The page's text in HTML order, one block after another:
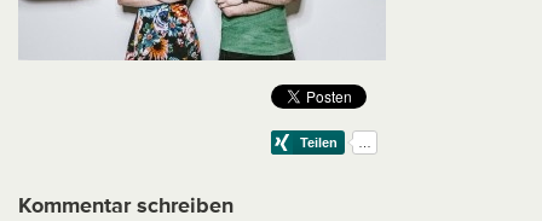
Kommentar schreiben